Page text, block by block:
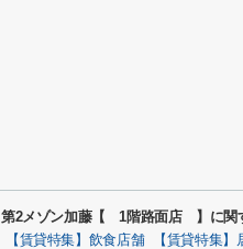
第2メゾン加藤【 1階路面店 】に関
【賃貸特集】飲食店舗 【賃貸特集